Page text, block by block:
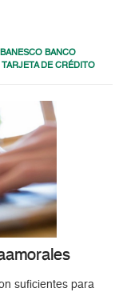
BANESCO BANCO
TARJETA DE CRÉDITO
suficientes para